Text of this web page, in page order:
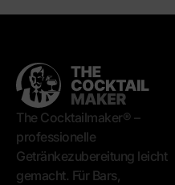
The Cocktailmaker® –
professionelle
Getränkezubereitung leicht
gemacht. Für Bars,